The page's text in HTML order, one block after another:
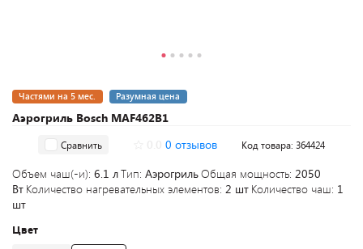
Аэрогриль Bosch MAF462B1
Частями на 5 мес. Разумная цена
Сравнить 0 отзывов Код товара: 364424
Объем чаш(-и): 6.1 лТип: АэрогрильОбщая мощность: 2050
Вт Количество нагревательных элементов: 2 шт Количество чаш: 1
шт
Цвет